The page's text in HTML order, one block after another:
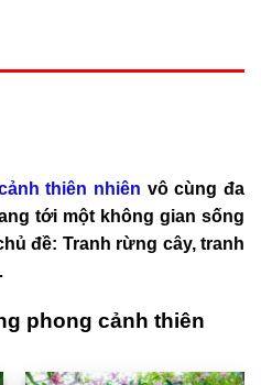
thiên nhiên vô cùng đa
tới một không gian sống
đề: Tranh rừng cây, tranh
phong cảnh thiên